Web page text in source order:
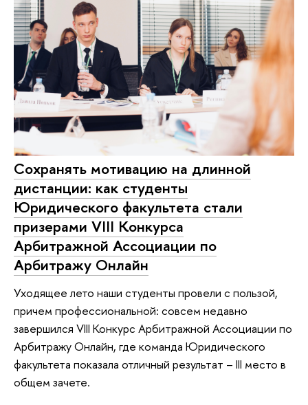
Сохранять мотивацию на длинной
дистанции: как студенты
Юридического факультета стали
призерами VIII Конкурса
Арбитражной Ассоциации по
Арбитражу Онлайн
Уходящее лето наши студенты провели с пользой,
причем профессиональной: совсем недавно
завершился VIII Конкурс Арбитражной Ассоциации по
Арбитражу Онлайн, где команда Юридического
факультета показала отличный результат – III место в
общем зачете.